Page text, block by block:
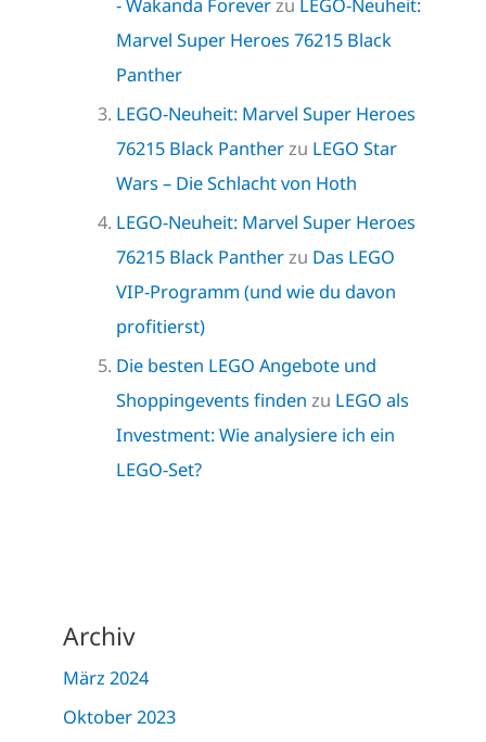
Marvel Super Heroes 76215 Black
Panther
LEGO-Neuheit: Marvel Super Heroes
76215 Black Pantherzu LEGO Star
Wars – Die Schlacht von Hoth
LEGO-Neuheit: Marvel Super Heroes
76215 Black Pantherzu Das LEGO
VIP-Programm (und wie du davon
profitierst)
Die besten LEGO Angebote und
Shoppingevents finden zu LEGO als
Investment: Wie analysiere ich ein
LEGO-Set?
Archiv
März 2024
Oktober 2023